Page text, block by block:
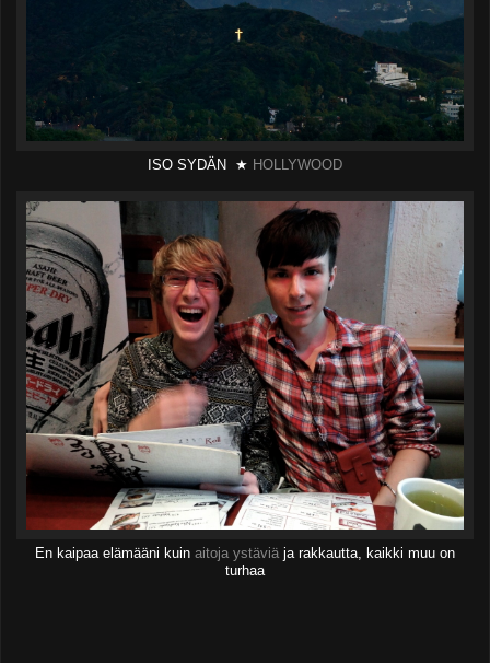
ISO SYDÄN ★ HOLLYWOOD
En kaipaa elämääni kuin aitoja ystäviä ja rakkautta, kaikki muu on
turhaa